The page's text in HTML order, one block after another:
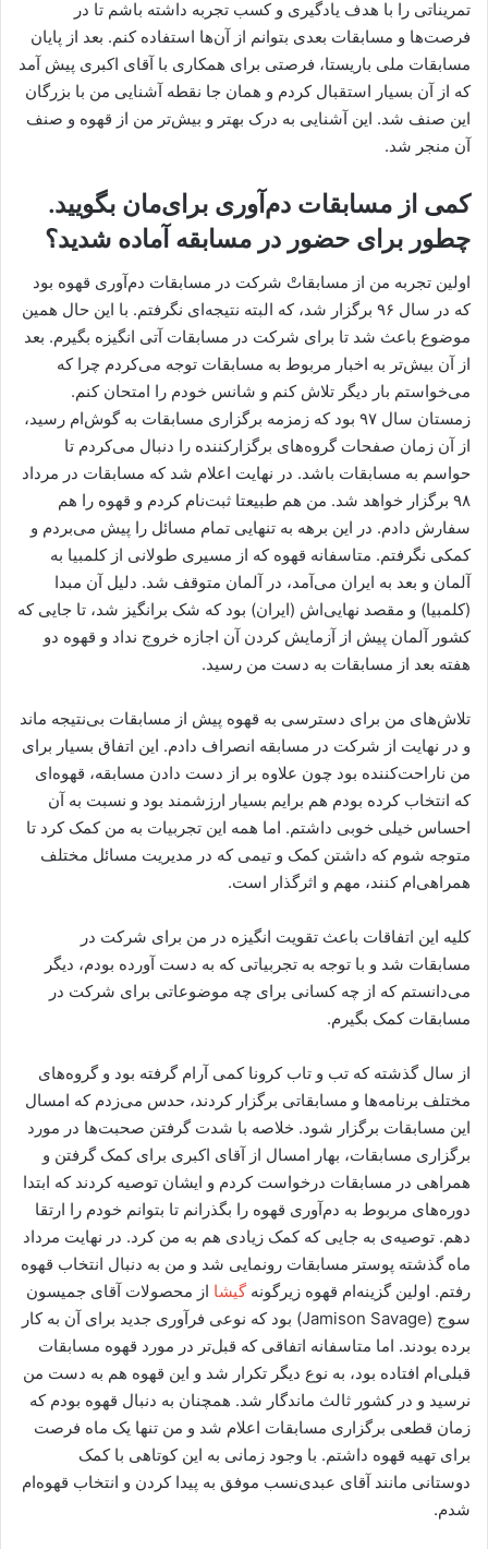
تمریناتی را با هدف یادگیری و کسب تجربه داشته باشم تا در
فرصت‌ها و مسابقات بعدی بتوانم از آن‌ها استفاده کنم. بعد از پایان
مسابقات ملی باریستا، فرصتی برای همکاری با آقای اکبری پیش آمد
که از آن بسیار استقبال کردم و همان جا نقطه آشنایی من با بزرگان
این صنف شد. این آشنایی به درک بهتر و بیش‌تر من از قهوه و صنف
آن منجر شد.
کمی از مسابقات دم‌آوری برای‌مان بگویید.
چطور برای حضور در مسابقه آماده شدید؟
اولین تجربه من از مسابقاتْ شرکت در مسابقات دم‌آوری قهوه بود
که در سال ۹۶ برگزار شد، که البته نتیجه‌ای نگرفتم. با این حال همین
موضوع باعث شد تا برای شرکت در مسابقات آتی انگیزه بگیرم. بعد
از آن بیش‌تر به اخبار مربوط به مسابقات توجه می‌کردم چرا که
می‌خواستم بار دیگر تلاش کنم و شانس خودم را امتحان کنم.
زمستان سال ۹۷ بود که زمزمه برگزاری مسابقات به گوش‌ام رسید،‌
از آن زمان صفحات گروه‌های برگزارکننده را دنبال می‌کردم تا
حواسم به مسابقات باشد. در نهایت اعلام شد که مسابقات در مرداد
۹۸ برگزار خواهد شد. من هم طبیعتا ثبت‌نام کردم و قهوه را هم
سفارش دادم. در این برهه به تنهایی تمام مسائل را پیش می‌بردم و
کمکی نگرفتم. متاسفانه قهوه که از مسیری طولانی از کلمبیا به
آلمان و بعد به ایران می‌آمد، در آلمان متوقف شد. دلیل آن مبدا
(کلمبیا) و مقصد نهایی‌اش (ایران) بود که شک برانگیز شد، تا جایی که
کشور آلمان پیش از آزمایش کردن آن اجازه خروج نداد و قهوه دو
هفته بعد از مسابقات به دست من رسید.
تلاش‌های من برای دسترسی به قهوه پیش از مسابقات بی‌نتیجه ماند
و در نهایت از شرکت در مسابقه انصراف دادم. این اتفاق بسیار برای
من ناراحت‌کننده بود چون علاوه بر از دست دادن مسابقه،‌ قهوه‌ای
که انتخاب کرده بودم هم برایم بسیار ارزشمند بود و نسبت به آن
احساس خیلی خوبی داشتم. اما همه این تجربیات به من کمک کرد تا
متوجه شوم که داشتن کمک و تیمی که در مدیریت مسائل مختلف
همراهی‌ام کنند، مهم و اثرگذار است.
کلیه این اتفاقات باعث تقویت انگیزه در من برای شرکت در
مسابقات شد و با توجه به تجربیاتی که به دست آورده بودم،‌ دیگر
می‌دانستم که از چه کسانی برای چه موضوعاتی برای شرکت در
مسابقات کمک بگیرم.
از سال گذشته که تب و تاب کرونا کمی آرام گرفته بود و گروه‌های
مختلف برنامه‌ها و مسابقاتی برگزار کردند،‌ حدس می‌زدم که امسال
این مسابقات برگزار شود. خلاصه با شدت گرفتن صحبت‌ها در مورد
برگزاری مسابقات، بهار امسال از آقای اکبری برای کمک گرفتن و
همراهی در مسابقات درخواست کردم و ایشان توصیه کردند که ابتدا
دوره‌های مربوط به دم‌آوری قهوه را بگذرانم تا بتوانم خودم را ارتقا
دهم. توصیه‌ی به جایی که کمک زیادی هم به من کرد. در نهایت مرداد
ماه گذشته پوستر مسابقات رونمایی شد و من به دنبال انتخاب قهوه
رفتم. اولین گزینه‌ام قهوه زیرگونهگیشا از محصولات آقای جمیسون
سوج (Jamison Savage) بود که نوعی فرآوری جدید برای آن به کار
برده بودند. اما متاسفانه اتفاقی که قبل‌تر در مورد قهوه مسابقات
قبلی‌ام افتاده بود،‌ به نوع دیگر تکرار شد و این قهوه هم به دست من
نرسید و در کشور ثالث ماندگار شد. همچنان به دنبال قهوه بودم که
زمان قطعی برگزاری مسابقات اعلام شد و من تنها یک ماه فرصت
برای تهیه قهوه داشتم. با وجود زمانی به این کوتاهی با کمک
دوستانی مانند آقای عبدی‌نسب موفق به پیدا کردن و انتخاب قهوه‌ام
شدم.